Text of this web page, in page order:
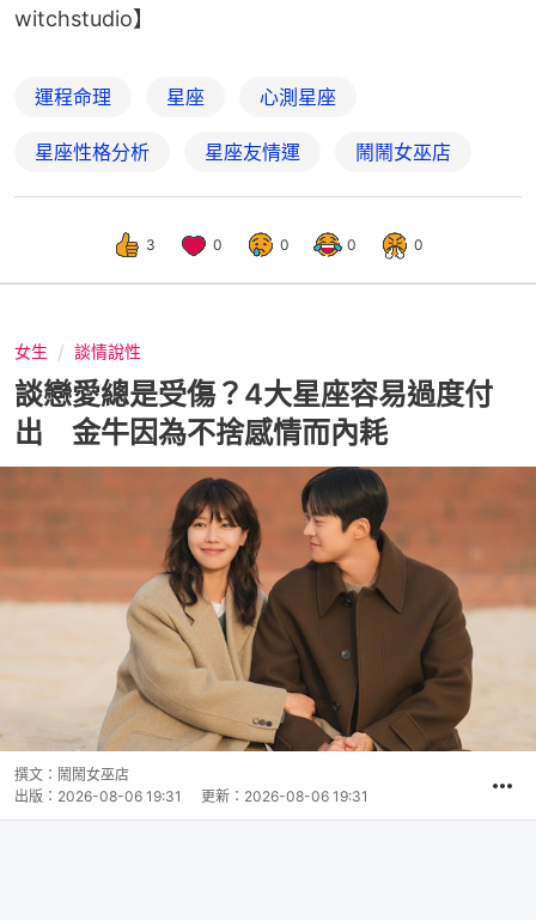
witchstudio】
運程命理 星座 心測星座
星座性格分析 星座友情運 鬧鬧女巫店
3 0 0 0 0
女生 談情說性
談戀愛總是受傷？4大星座容易過度付
出 金牛因為不捨感情而內耗
撰文： 鬧鬧女巫店
出版： 2026-08-06 19:31 更新： 2026-08-06 19:31